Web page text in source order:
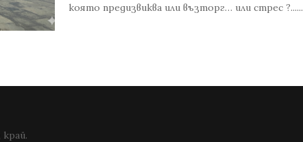
която предизвиква или възторг… или стрес ?......